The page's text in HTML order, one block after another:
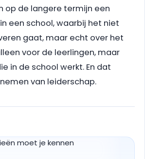
op de langere termijn een
een school, waarbij het niet
gaat, maar echt over het
voor de leerlingen, maar
in de school werkt. En dat
van leiderschap.